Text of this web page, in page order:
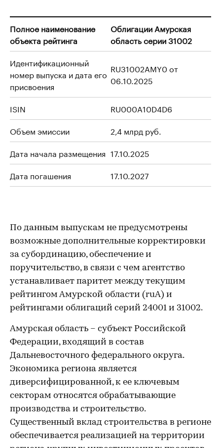
Полное наименование
объекта рейтинга
Облигации Амурская
область серии 31002
Идентификационный
номер выпуска и дата его
присвоения
RU31002AMY0 от
06.10.2025
ISIN
RU000A10D4D6
Объем эмиссии
2,4 млрд руб.
Дата начала размещения 17.10.2025
Дата погашения
17.10.2027
По данным выпускам не предусмотрены
возможные дополнительные корректировки
за субординацию, обеспечение и
поручительство, в связи с чем агентство
устанавливает паритет между текущим
рейтингом Амурской области (ruA) и
рейтингами облигаций серий 24001 и 31002.
Амурская область – субъект Российской
Федерации, входящий в состав
Дальневосточного федерального округа.
Экономика региона является
диверсифицированной, к ее ключевым
секторам относятся обрабатывающие
производства и строительство.
Существенный вклад строительства в регионе
обеспечивается реализацией на территории